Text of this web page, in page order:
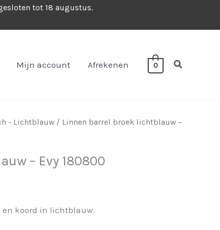
tot 18 augustus.
Mijn account Afrekenen 0 Zoeken
- Lichtblauw / Linnen barrel broek lichtblauw –
– Evy 180800
koord in lichtblauw.